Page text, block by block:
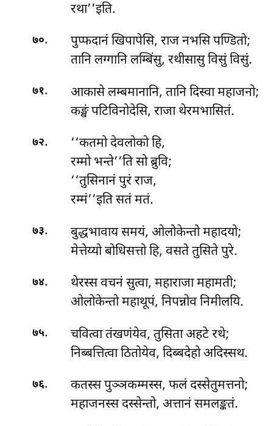
रथा’’इति.
७०.
पुप्फदानं खिपापेसि, राज नभसि पण्डितो;
तानि लग्गानि लम्बिंसु, रथीसासु विसुं विसुं.
७१.
आकासे लम्बमानानि, तानि दिस्वा महाजनो;
कङ्खं पटिविनोदेसि, राजा थेरमभासितं.
७२.
‘‘कतमो देवलोको हि,
रम्मो भन्ते’’ति सो ब्रुवि;
‘‘तुसिनानं पुरं राज,
रम्मं’’इति सतं मतं.
७३.
बुद्धभावाय समयं, ओलोकेन्तो महादयो;
मेत्तेय्यो बोधिसत्तो हि, वसते तुसिते पुरे.
७४.
थेरस्स वचनं सुत्वा, महाराजा महामती;
ओलोकेन्तो महाथूपं, निपन्नोव निमीलयि.
७५.
चवित्वा तंखणंयेव, तुसिता अहटे रथे;
निब्बत्तित्वा ठितोयेव, दिब्बदेहो अदिस्सथ.
७६. कतस्सपुञ्ञकम्मस्स, फलं दस्सेतुमत्तनो;
महाजनस्स दस्सेन्तो, अत्तानं समलङ्कतं.